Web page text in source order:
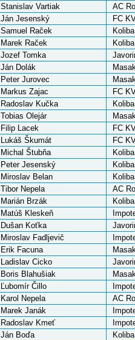
Stanislav Vartiak
AC
Ján Jesenský
FC
Samuel Raček
Marek Raček
Jozef Tomka
Ján Dolák
Peter Jurovec
Markus Zajac
FC
Radoslav Kučka
Tobias Olejár
Filip Lacek
FC
Lukáš Škumát
FC
Michal Štubňa
Peter Jesenský
Miroslav Belan
Tibor Nepela
AC
Marián Brzák
Matúš Kleskeň
Dušan Koťka
Miroslav Fadljevič
Erik Facuna
Ladislav Cicko
Boris Blahušiak
Ľubomír Čillo
Karol Nepela
AC
Marek Janák
Radoslav Kmeť
Ján Boďa